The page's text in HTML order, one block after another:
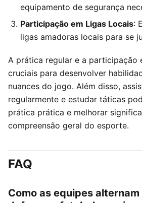
equipamento de segurança
Participação em Ligas Locais:
ligas amadoras locais para se
A prática regular e a participação
cruciais para desenvolver
nuances do jogo. Além disso,
regularmente e estudar táticas
prática prática e melhorar
compreensão geral do esporte.
FAQ
Como as equipes